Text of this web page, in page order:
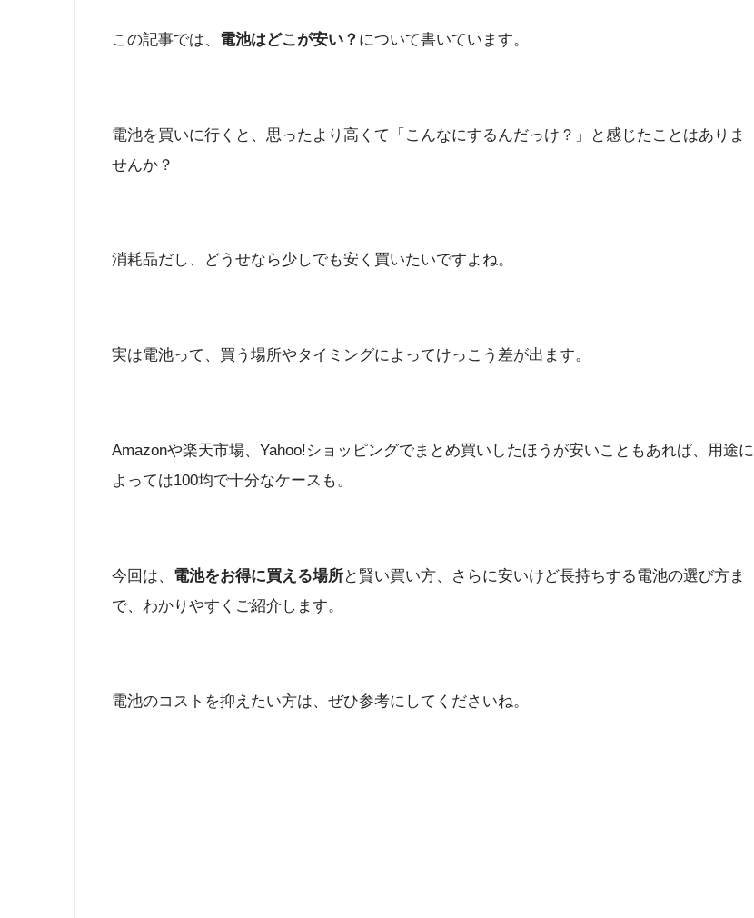
この記事では、 電池はどこが安い？ について書いています。
電池を買いに行くと、思ったより高くて「こんなにするんだっけ？」と感じたことはありま
せんか？
消耗品だし、どうせなら少しでも安く買いたいですよね。
実は電池って、買う場所やタイミングによってけっこう差が出ます。
Amazonや楽天市場、Yahoo!ショッピングでまとめ買いしたほうが安いこともあれば、用途に
よっては100均で十分なケースも。
今回は、 電池をお得に買える場所と賢い買い方、さらに安いけど長持ちする電池の選び方ま
で、わかりやすくご紹介します。
電池のコストを抑えたい方は、ぜひ参考にしてくださいね。